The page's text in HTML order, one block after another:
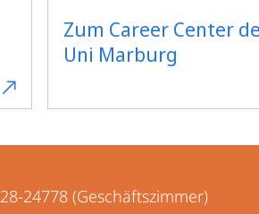
Zum Career Center
Uni Marburg
24778 (Geschäftszimmer)